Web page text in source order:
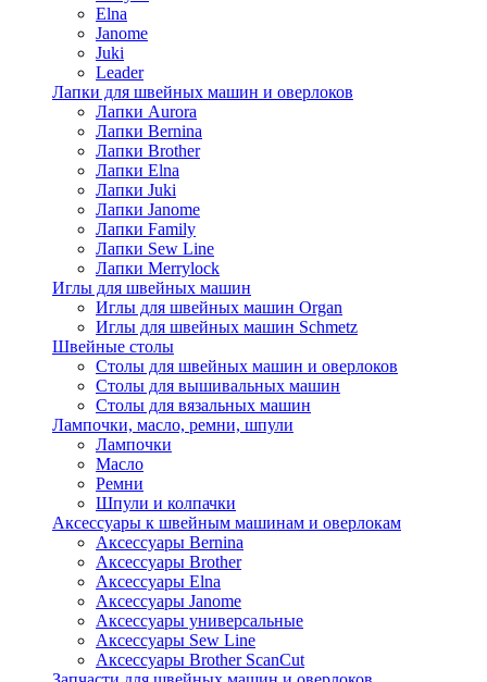
Elna
Janome
Juki
Leader
Лапки для швейных машин и оверлоков
Лапки Aurora
Лапки Bernina
Лапки Brother
Лапки Elna
Лапки Juki
Лапки Janome
Лапки Family
Лапки Sew Line
Лапки Merrylock
Иглы для швейных машин
Иглы для швейных машин Organ
Иглы для швейных машин Schmetz
Швейные столы
Столы для швейных машин и оверлоков
Столы для вышивальных машин
Столы для вязальных машин
Лампочки, масло, ремни, шпули
Лампочки
Масло
Ремни
Шпули и колпачки
Аксессуары к швейным машинам и оверлокам
Аксессуары Bernina
Аксессуары Brother
Аксессуары Elna
Аксессуары Janome
Аксессуары универсальные
Аксессуары Sew Line
Аксессуары Brother ScanCut